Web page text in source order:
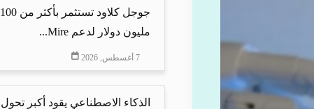
جوجل كلاود تستثمر بأكثر من 100
مليون دولار لدعم Mire...
7 أغسطس, 2026
الذكاء الاصطناعي يقود أكبر تحول